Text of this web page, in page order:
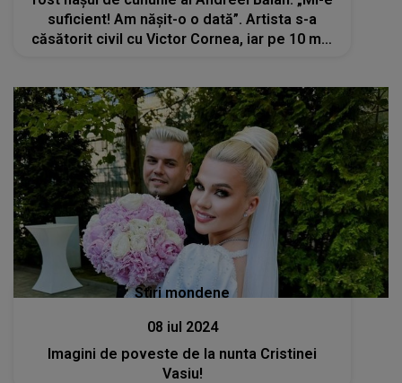
suficient! Am nășit-o o dată”. Artista s-a
căsătorit civil cu Victor Cornea, iar pe 10 mai
Stiri mondene
08 iul 2024
Imagini de poveste de la nunta Cristinei
Vasiu!